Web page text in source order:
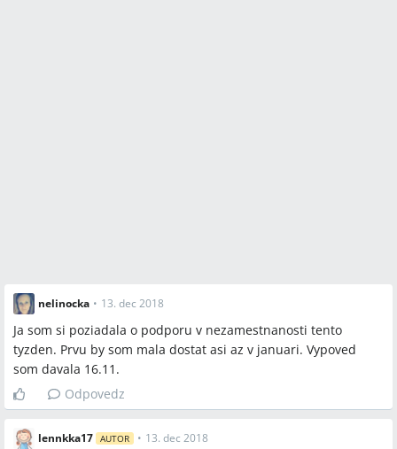
nelinocka • 13. dec 2018
Ja som si poziadala o podporu v nezamestnanosti tento
tyzden. Prvu by som mala dostat asi az v januari. Vypoved
som davala 16.11.
Odpovedz
lennkka17 AUTOR • 13. dec 2018